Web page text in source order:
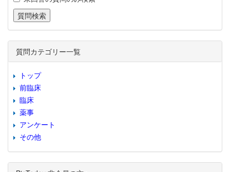
質問カテゴリー一覧
トップ
前臨床
臨床
薬事
アンケート
その他